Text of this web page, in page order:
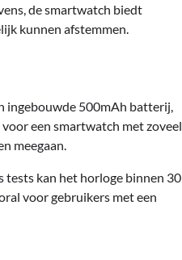
de smartwatch biedt
kunnen afstemmen.
ingebouwde 500mAh batterij,
een smartwatch met zoveel
meegaan.
tests kan het horloge binnen 30
voor gebruikers met een